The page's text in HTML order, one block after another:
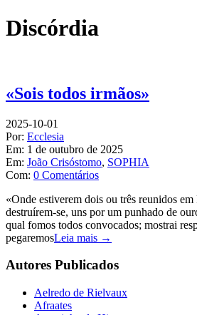
Discórdia
«Sois todos irmãos»
2025-10-01
Por: Ecclesia
Em: 1 de outubro de 2025
Em: João Crisóstomo, SOPHIA
Com: 0 Comentários
«Onde estiverem dois ou três reunidos
destruírem-se, uns por um punhado de
qual fomos todos convocados; mostrai
pegaremosLeia mais →
Autores Publicados
Aelredo de Rielvaux
Afraates